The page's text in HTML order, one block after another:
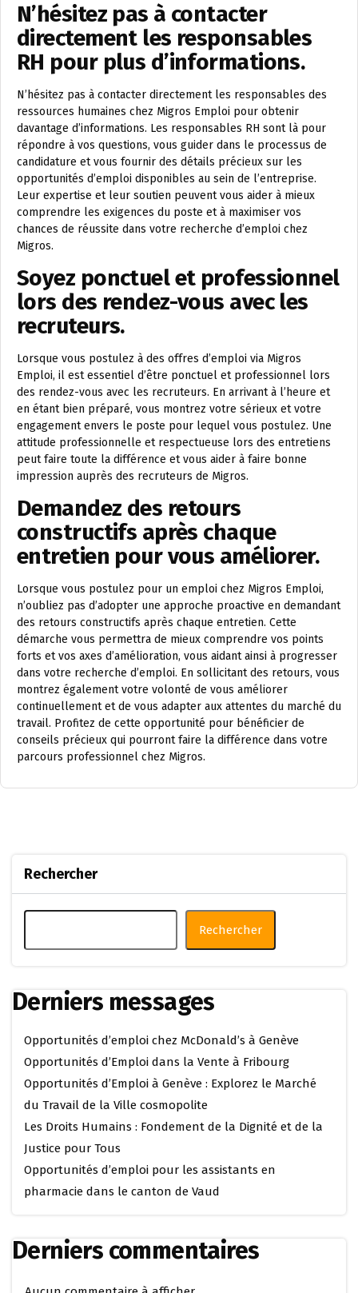
N’hésitez pas à contacter
directement les responsables
RH pour plus d’informations.
N’hésitez pas à contacter directement les responsables des
ressources humaines chez Migros Emploi pour obtenir
davantage d’informations. Les responsables RH sont là pour
répondre à vos questions, vous guider dans le processus de
candidature et vous fournir des détails précieux sur les
opportunités d’emploi disponibles au sein de l’entreprise.
Leur expertise et leur soutien peuvent vous aider à mieux
comprendre les exigences du poste et à maximiser vos
chances de réussite dans votre recherche d’emploi chez
Migros.
Soyez ponctuel et professionnel
lors des rendez-vous avec les
recruteurs.
Lorsque vous postulez à des offres d’emploi via Migros
Emploi, il est essentiel d’être ponctuel et professionnel lors
des rendez-vous avec les recruteurs. En arrivant à l’heure et
en étant bien préparé, vous montrez votre sérieux et votre
engagement envers le poste pour lequel vous postulez. Une
attitude professionnelle et respectueuse lors des entretiens
peut faire toute la différence et vous aider à faire bonne
impression auprès des recruteurs de Migros.
Demandez des retours
constructifs après chaque
entretien pour vous améliorer.
Lorsque vous postulez pour un emploi chez Migros Emploi,
n’oubliez pas d’adopter une approche proactive en demandant
des retours constructifs après chaque entretien. Cette
démarche vous permettra de mieux comprendre vos points
forts et vos axes d’amélioration, vous aidant ainsi à progresser
dans votre recherche d’emploi. En sollicitant des retours, vous
montrez également votre volonté de vous améliorer
continuellement et de vous adapter aux attentes du marché du
travail. Profitez de cette opportunité pour bénéficier de
conseils précieux qui pourront faire la différence dans votre
parcours professionnel chez Migros.
Rechercher
Rechercher
Derniers messages
Opportunités d’emploi chez McDonald’s à Genève
Opportunités d’Emploi dans la Vente à Fribourg
Opportunités d’Emploi à Genève : Explorez le Marché
du Travail de la Ville cosmopolite
Les Droits Humains : Fondement de la Dignité et de la
Justice pour Tous
Opportunités d’emploi pour les assistants en
pharmacie dans le canton de Vaud
Derniers commentaires